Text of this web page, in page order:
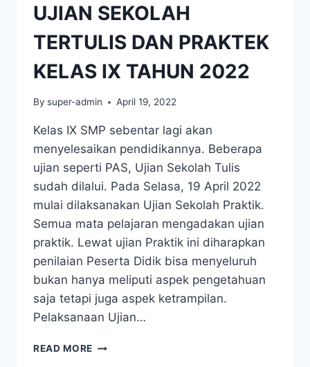
UJIAN SEKOLAH
TERTULIS DAN PRAKTEK
KELAS IX TAHUN 2022
By super-admin April 19, 2022
Kelas IX SMP sebentar lagi akan
menyelesaikan pendidikannya. Beberapa
ujian seperti PAS, Ujian Sekolah Tulis
sudah dilalui. Pada Selasa, 19 April 2022
mulai dilaksanakan Ujian Sekolah Praktik.
Semua mata pelajaran mengadakan ujian
praktik. Lewat ujian Praktik ini diharapkan
penilaian Peserta Didik bisa menyeluruh
bukan hanya meliputi aspek pengetahuan
saja tetapi juga aspek ketrampilan.
Pelaksanaan Ujian…
READ MORE UJIAN